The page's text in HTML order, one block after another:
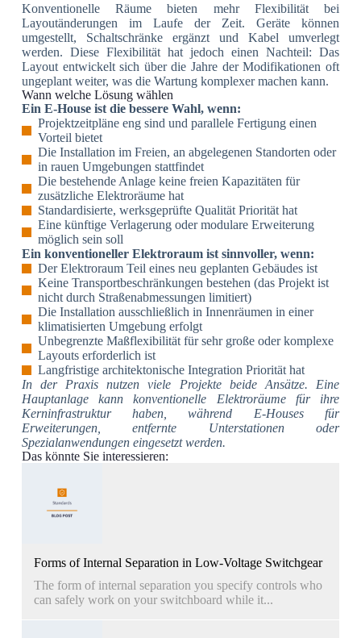
Konventionelle Räume bieten mehr Flexibilität bei
Layoutänderungen im Laufe der Zeit. Geräte können
umgestellt, Schaltschränke ergänzt und Kabel umverlegt
werden. Diese Flexibilität hat jedoch einen Nachteil: Das
Layout entwickelt sich über die Jahre der Modifikationen oft
ungeplant weiter, was die Wartung komplexer machen kann.
Wann welche Lösung wählen
Ein E-House ist die bessere Wahl, wenn:
Projektzeitpläne eng sind und parallele Fertigung einen
Vorteil bietet
Die Installation im Freien, an abgelegenen Standorten oder
in rauen Umgebungen stattfindet
Die bestehende Anlage keine freien Kapazitäten für
zusätzliche Elektroräume hat
Standardisierte, werksgeprüfte Qualität Priorität hat
Eine künftige Verlagerung oder modulare Erweiterung
möglich sein soll
Ein konventioneller Elektroraum ist sinnvoller, wenn:
Der Elektroraum Teil eines neu geplanten Gebäudes ist
Keine Transportbeschränkungen bestehen (das Projekt ist
nicht durch Straßenabmessungen limitiert)
Die Installation ausschließlich in Innenräumen in einer
klimatisierten Umgebung erfolgt
Unbegrenzte Maßflexibilität für sehr große oder komplexe
Layouts erforderlich ist
Langfristige architektonische Integration Priorität hat
In der Praxis nutzen viele Projekte beide Ansätze. Eine
Hauptanlage kann konventionelle Elektroräume für ihre
Kerninfrastruktur haben, während E-Houses für
Erweiterungen, entfernte Unterstationen oder
Spezialanwendungen eingesetzt werden.
Das könnte Sie interessieren:
Forms of Internal Separation in Low-Voltage Switchgear
The form of internal separation you specify controls who
can safely work on your switchboard while it...